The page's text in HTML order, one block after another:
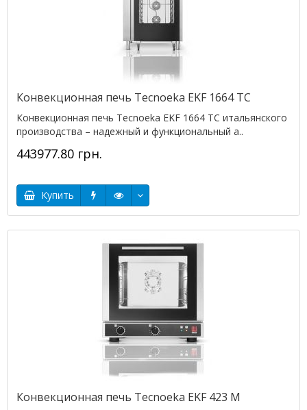
Конвекционная печь Tecnoeka EKF 1664 TC
Конвекционная печь Tecnoeka EKF 1664 TC итальянского
производства – надежный и функциональный а..
443977.80 грн.
Купить
Конвекционная печь Tecnoeka EKF 423 M